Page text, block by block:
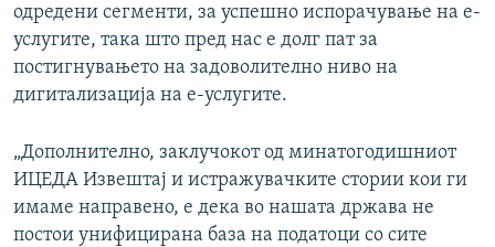
одредени сегменти, за успешно испорачување на е-
услугите, така што пред нас е долг пат за
постигнувањето на задоволително ниво на
дигитализација на е-услугите.
„Дополнително, заклучокот од минатогодишниот
ИЦЕДА Извештај и истражувачките стории кои ги
имаме направено, е дека во нашата држава не
постои унифицирана база на податоци со сите